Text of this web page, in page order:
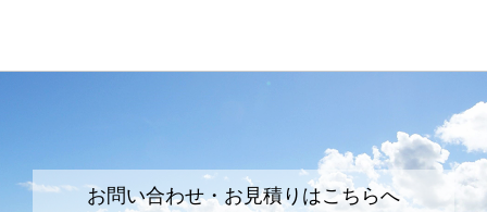
お問い合わせ・お見積りはこちらへ